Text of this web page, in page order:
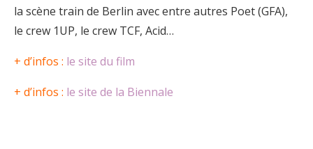
la scène train de Berlin avec entre autres Poet (GFA),
le crew 1UP, le crew TCF, Acid…
+ d’infos : le site du film
+ d’infos : le site de la Biennale